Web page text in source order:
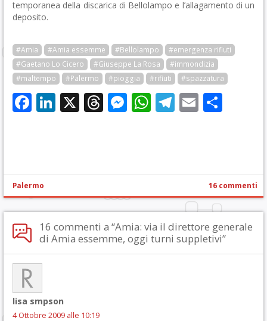
temporanea della discarica di Bellolampo e l’allagamento di un
deposito.
#Amia #Amia essemme #Bellolampo
#emergenza rifiuti
#Gaetano Lo Cicero
#Giuseppe La Rosa
#immondizia
#maltempo
#Palermo #pioggia #rifiuti #spazzatura
Facebook
LinkedIn
X Threads
Messenger
WhatsApp
Telegram
Email
Palermo 16 commenti
16 commenti a “Amia: via il direttore generale
di Amia essemme, oggi turni suppletivi”
lisa smpson
4 Ottobre 2009 alle 10:19